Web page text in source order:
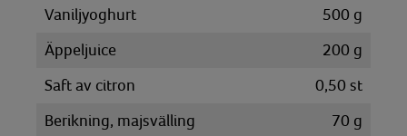
Vaniljyoghurt 500 g
Äppeljuice
200 g
Saft av citron
0,50 st
Berikning, majsvälling
70 g